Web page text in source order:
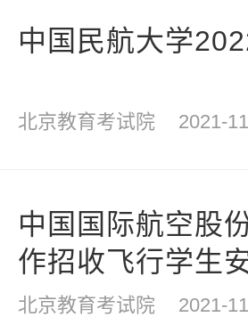
中国民航大学
北京教育考试院 2021-
中国国际航空股
作招收飞行学生
北京教育考试院 2021-